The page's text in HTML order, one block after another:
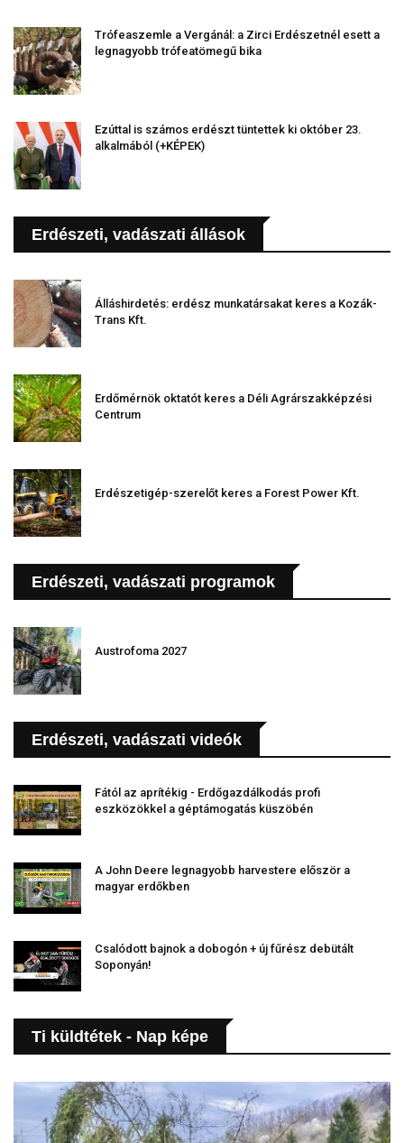
Trófeaszemle a Vergánál: a Zirci Erdészetnél esett a
legnagyobb trófeatömegű bika
Ezúttal is számos erdészt tüntettek ki október 23.
alkalmából (+KÉPEK)
Erdészeti, vadászati állások
Álláshirdetés: erdész munkatársakat keres a Kozák-
Trans Kft.
Erdőmérnök oktatót keres a Déli Agrárszakképzési
Centrum
Erdészetigép-szerelőt keres a Forest Power Kft.
Erdészeti, vadászati programok
Austrofoma 2027
Erdészeti, vadászati videók
Fától az aprítékig - Erdőgazdálkodás profi
eszközökkel a géptámogatás küszöbén
A John Deere legnagyobb harvestere először a
magyar erdőkben
Csalódott bajnok a dobogón + új fűrész debütált
Soponyán!
Ti küldtétek - Nap képe